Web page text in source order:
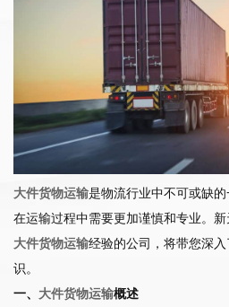
大件货物运输是物流行业中不可或缺
在运输过程中需要更加谨慎和专业。
大件货物运输经验的公司，将带您深入
识。
一、 大件货物运输概述